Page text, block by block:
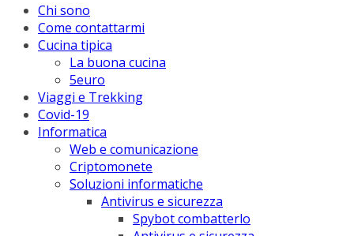
Chi sono
Come contattarmi
Cucina tipica
La buona cucina
5euro
Viaggi e Trekking
Covid-19
Informatica
Web e comunicazione
Criptomonete
Soluzioni informatiche
Antivirus e sicurezza
Spybot combatterlo